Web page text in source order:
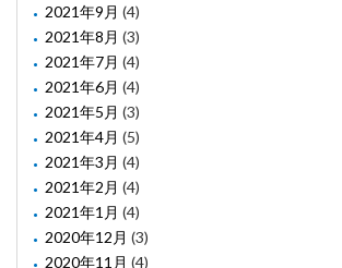
2021年9月 (4)
2021年8月 (3)
2021年7月 (4)
2021年6月 (4)
2021年5月 (3)
2021年4月 (5)
2021年3月 (4)
2021年2月 (4)
2021年1月 (4)
2020年12月 (3)
2020年11月 (4)